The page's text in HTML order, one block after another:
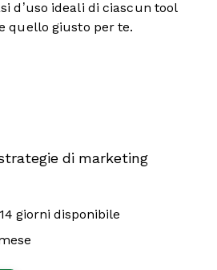
d’uso ideali di ciascun tool
quello giusto per te.
di marketing
giorni disponibile